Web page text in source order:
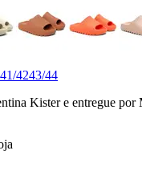
41/4243/44
Kistere entregue por